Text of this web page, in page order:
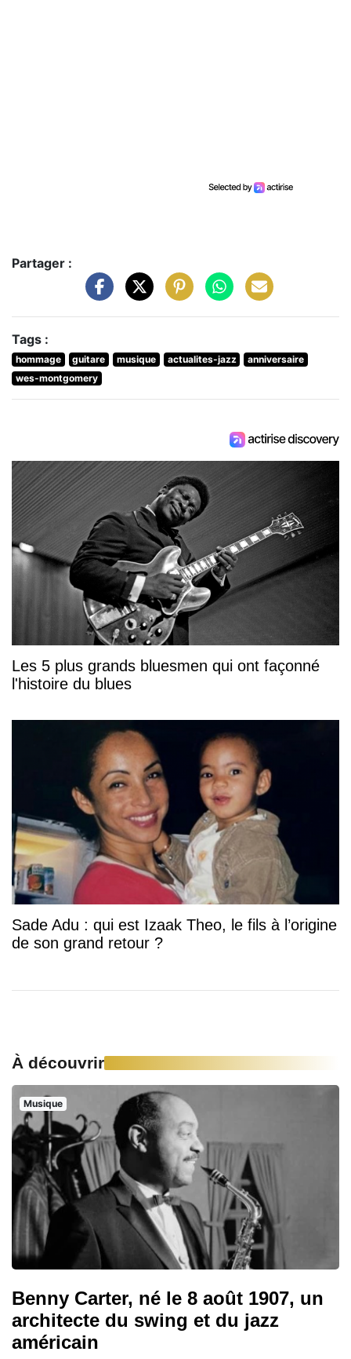
Partager :
Tags :
hommage guitare musique actualites-jazz
anniversaire
wes-montgomery
Les 5 plus grands bluesmen qui ont façonné
l'histoire du blues
Sade Adu : qui est Izaak Theo, le fils à l’origine
de son grand retour ?
À découvrir
Musique
Benny Carter, né le 8 août 1907, un
architecte du swing et du jazz
américain